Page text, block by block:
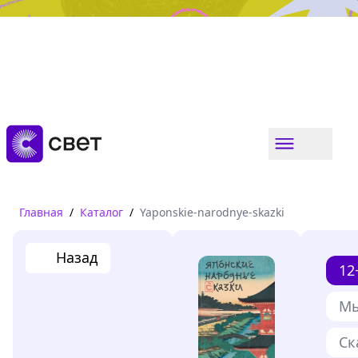
Дружба, любовь, взросление
Читать
Главная / Каталог / Yaponskie-narodnye-skazki
Назад